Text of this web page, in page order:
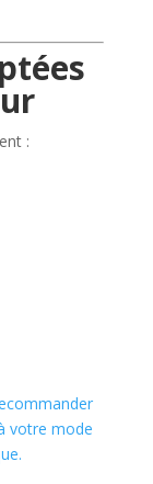
:
votre mode